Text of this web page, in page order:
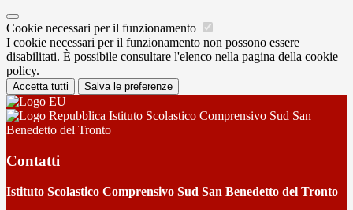
Cookie necessari per il funzionamento
I cookie necessari per il funzionamento non possono essere
disabilitati. È possibile consultare l'elenco nella pagina della cookie
policy.
Accetta tutti Salva le preferenze
Istituto Scolastico Comprensivo Sud San
Benedetto del Tronto
Contatti
Istituto Scolastico Comprensivo Sud San Benedetto del Tronto